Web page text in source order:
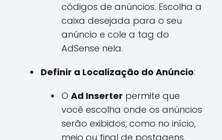
códigos de anúncios. Escolha a
caixa desejada para o seu
anúncio e cole a tag do
AdSense nela.
Definir a Localização do Anúncio:
O Ad Inserter permite que
você escolha onde os anúncios
serão exibidos, como no início,
meio ou final de postagens,